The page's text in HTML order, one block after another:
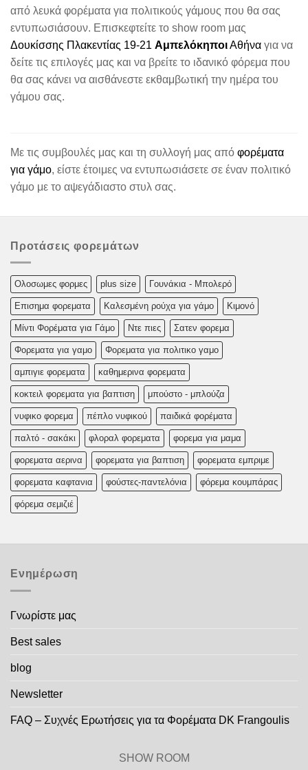
από λευκά φορέματα για πολιτικούς γάμους που θα σας
εντυπωσιάσουν. Επισκεφτείτε το show room μας
Δουκίσσης Πλακεντίας 19-21 ΑμπελόκηποιΑθήνα για να
δείτε τις επιλογές μας και να βρείτε το ιδανικό φόρεμα που
θα σας κάνει να αισθάνεστε εκθαμβωτική την ημέρα του
γάμου σας.
Με τις συμβουλές μας και τη συλλογή μας από φορέματα
για γάμο, είστε έτοιμες να εντυπωσιάσετε σε έναν πολιτικό
γάμο με το αψεγάδιαστο στυλ σας.
Προτάσεις φορεμάτων
Oλoσωμες φoρμες plus size Γουνάκια - Μπολερό
Επισημα φορεματα Καλεσμένη ρούχα για γάμο Κιμονό
Μίντι Φορέματα για Γάμο Ντε πιες Σατεν φορεμα
Φορεματα για γαμο Φορεματα για πολιτικο γαμο
αμπιγιε φορεματα καθημερινα φορεματα
κοκτειλ φορεματα για βαπτιση μπούστο - μπλούζα
νυφικο φορεμα πέπλο νυφικού παιδικά φορέματα
παλτό - σακάκι φλοραλ φορεματα φορεμα για μαμα
φορεματα αερινα φορεματα για βαπτιση φορεματα εμπριμε
φορεματα καφτανια φούστες-παντελόνια φόρεμα κουμπάρας
φόρεμα σεμιζιέ
Ενημέρωση
Γνωρίστε μας
Best sales
blog
Newsletter
FAQ – Συχνές Ερωτήσεις για τα Φορέματα DK Frangoulis
SHOW ROOM